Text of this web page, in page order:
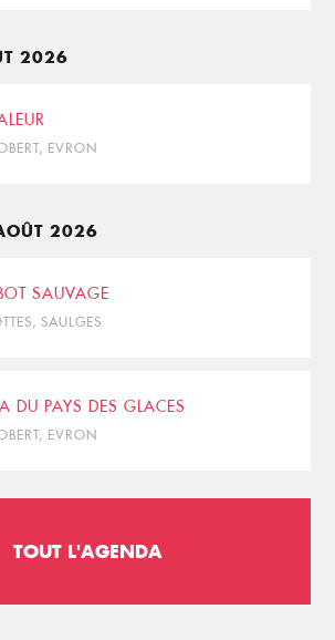
2026
EVRON
2026
SAUVAGE
SAULGES
DU PAYS DES GLACES
EVRON
TOUT L'AGENDA